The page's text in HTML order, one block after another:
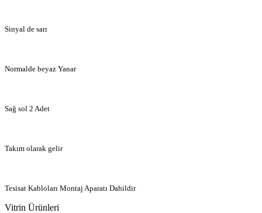
Sinyal de sarı
Normalde beyaz Yanar
Sağ sol 2 Adet
Takım olarak gelir
Tesisat Kabloları Montaj Aparatı Dahildir
Vitrin Ürünleri